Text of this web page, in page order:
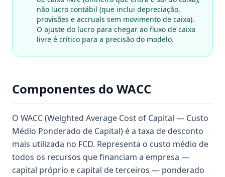
não lucro contábil (que inclui depreciação,
provisões e accruals sem movimento de caixa).
O ajuste do lucro para chegar ao fluxo de caixa
livre é crítico para a precisão do modelo.
Componentes do WACC
O WACC (Weighted Average Cost of Capital — Custo
Médio Ponderado de Capital) é a taxa de desconto
mais utilizada no FCD. Representa o custo médio de
todos os recursos que financiam a empresa —
capital próprio e capital de terceiros — ponderado